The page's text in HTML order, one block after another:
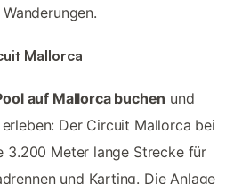
Mallorca
auf Mallorca buchen und
Der Circuit Mallorca bei
3.200 Meter lange Strecke für
und Karting. Die Anlage